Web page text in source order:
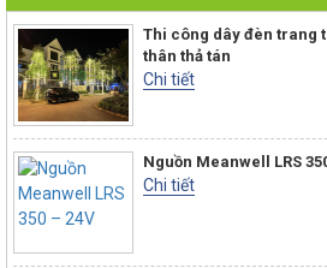
Thi công dây đèn trang
thân thả tán
Chi tiết
Nguồn Meanwell LRS
Chi tiết